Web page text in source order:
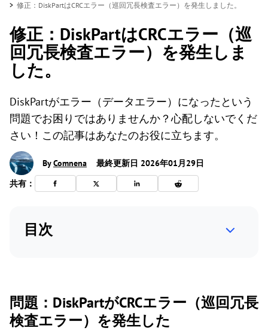
> 修正：DiskPartはCRCエラー（巡回冗長検査エラー）を発生しました。
修正：DiskPartはCRCエラー（巡
回冗長検査エラー）を発生しま
した。
DiskPartがエラー（データエラー）になったという
問題でお困りではありませんか？心配しないでくだ
さい！この記事はあなたのお役に立ちます。
ByComnena
最終更新日 2026年01月29日
共有：
目次
問題：DiskPartがCRCエラー（巡回冗長
検査エラー）を発生した